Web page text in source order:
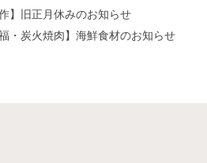
作】旧正月休みのお知らせ
福・炭火焼肉】海鮮食材のお知らせ